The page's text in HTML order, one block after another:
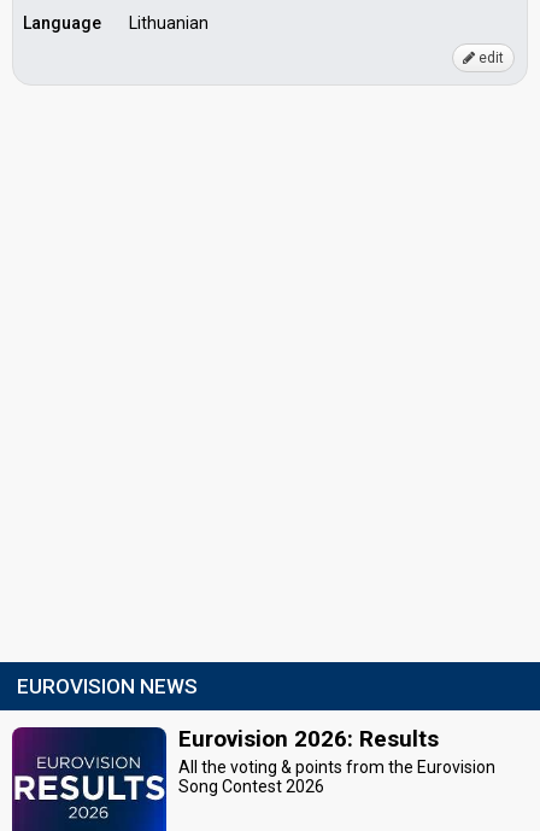
Language Lithuanian
edit
EUROVISION NEWS
Eurovision 2026: Results
All the voting & points from the Eurovision
Song Contest 2026